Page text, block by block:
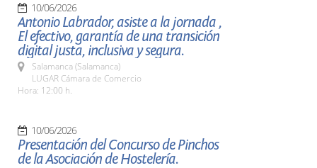
10/06/2026
Antonio Labrador, asiste a la jornada ,
El efectivo, garantía de una transición
digital justa, inclusiva y segura.
Salamanca (Salamanca)
LUGAR Cámara de Comercio
Hora: 12:00 h.
10/06/2026
Presentación del Concurso de Pinchos
de la Asociación de Hostelería.